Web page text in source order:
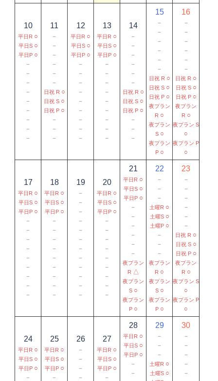
10
平日R ○
平日S ○
平日P ○
－
－
－
－
－
－
－
－
－
11
－
－
－
－
－
－
日祝 R ○
日祝 S ○
日祝 P ○
－
－
－
12
平日R ○
平日S ○
平日P ○
－
－
－
－
－
－
－
－
－
13
平日R ○
平日S ○
平日P ○
－
－
－
－
－
－
－
－
－
14
－
－
－
－
－
－
日祝 R ○
日祝 S ○
日祝 P ○
－
－
－
15
－
－
－
－
－
－
日祝 R ○
日祝 S ○
日祝 P ○
夜プラン
R ○
夜プラン
S ○
夜プラン
P ○
16
－
－
－
－
－
－
日祝 R ○
日祝 S ○
日祝 P ○
夜プラン
R ○
夜プラン S
○
夜プラン P
○
17
平日R ○
平日S ○
平日P ○
－
－
－
－
－
－
－
－
－
18
平日R ○
平日S ○
平日P ○
－
－
－
－
－
－
－
－
－
19
－
－
－
－
－
－
－
－
－
－
－
－
20
平日R ○
平日S ○
平日P ○
－
－
－
－
－
－
－
－
－
21
平日R ○
平日S ○
平日P ○
－
－
－
－
－
－
夜プラン
R △
夜プラン
S ○
夜プラン
P ○
22
－
－
－
土曜R ○
土曜S ○
土曜P ○
－
－
－
夜プラン
R ○
夜プラン
S ○
夜プラン
P ○
23
－
－
－
－
－
－
日祝 R ○
日祝 S ○
日祝 P ○
夜プラン
R ○
夜プラン S
○
夜プラン P
○
24
平日R ○
平日S ○
平日P ○
－
25
平日R ○
平日S ○
平日P ○
－
26
－
－
－
－
27
平日R ○
平日S ○
平日P ○
－
28
平日R ○
平日S ○
平日P ○
－
－
29
－
－
－
土曜R ○
土曜S ○
30
－
－
－
－
－